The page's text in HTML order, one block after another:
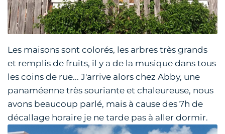
Les maisons sont colorés, les arbres très grands
et remplis de fruits, il y a de la musique dans tous
les coins de rue... J'arrive alors chez Abby, une
panaméenne très souriante et chaleureuse, nous
avons beaucoup parlé, mais à cause des 7h de
décallage horaire je ne tarde pas à aller dormir.